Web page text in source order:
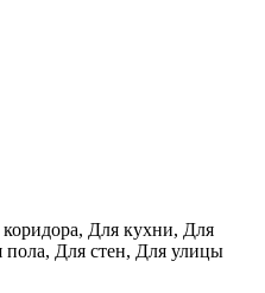
Для кухни, Для
Для стен, Для улицы